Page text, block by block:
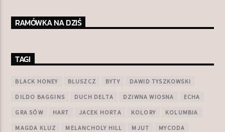
RAMÓWKA NA DZIŚ
TAGI
BLACK HONEY BLUSZCZ BYTY DAWID TYSZKOWSKI
DILDO BAGGINS DUCH DELTA DZIWNA WIOSNA ECHA
GRA SÓW HART JACEK HORTA KOLORY KOLUMBIA
MAGDA KLUZ MELANCHOLY HILL MJUT MYCODA